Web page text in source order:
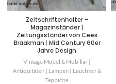
Zeitschriftenhalter –
Magazinständer |
Zeitungsständer von Cees
Braakman | Mid Century 60er
Jahre Design
Vintage Möbel & Mobiliar |
Antiquitäten | Lampen | Leuchten &
Teppiche